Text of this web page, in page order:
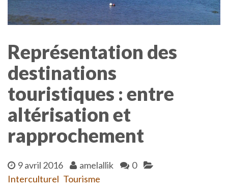
Représentation des
destinations
touristiques : entre
altérisation et
rapprochement
9 avril 2016 amelallik
0
Interculturel Tourisme